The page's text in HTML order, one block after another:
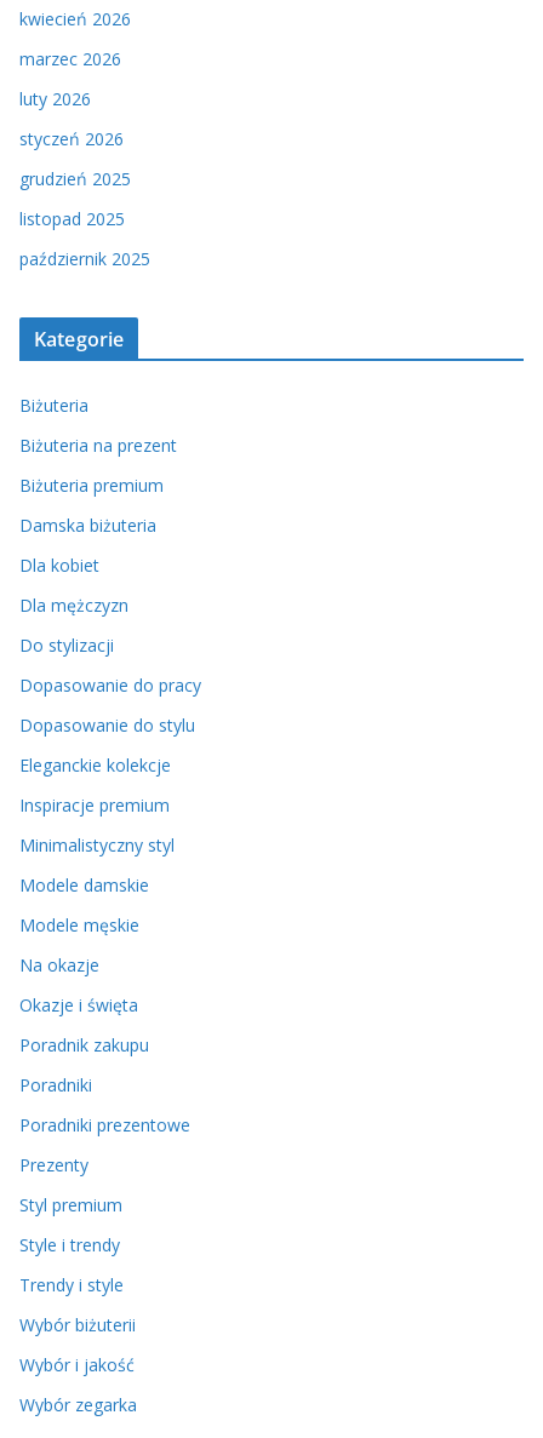
kwiecień 2026
marzec 2026
luty 2026
styczeń 2026
grudzień 2025
listopad 2025
październik 2025
Kategorie
Biżuteria
Biżuteria na prezent
Biżuteria premium
Damska biżuteria
Dla kobiet
Dla mężczyzn
Do stylizacji
Dopasowanie do pracy
Dopasowanie do stylu
Eleganckie kolekcje
Inspiracje premium
Minimalistyczny styl
Modele damskie
Modele męskie
Na okazje
Okazje i święta
Poradnik zakupu
Poradniki
Poradniki prezentowe
Prezenty
Styl premium
Style i trendy
Trendy i style
Wybór biżuterii
Wybór i jakość
Wybór zegarka